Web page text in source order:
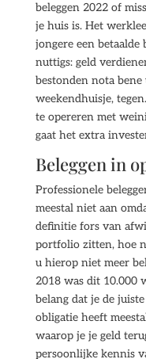
beleggen 2022 of
je huis is. Het
jongere een
nuttigs: geld
bestonden nota
weekendhuisje,
te opereren met
gaat het extra
Beleggen in
Professionele
meestal niet aan
definitie fors van
portfolio zitten, hoe
u hierop niet meer
2018 was dit 10.000
belang dat je de
obligatie heeft
waarop je je geld
persoonlijke kennis